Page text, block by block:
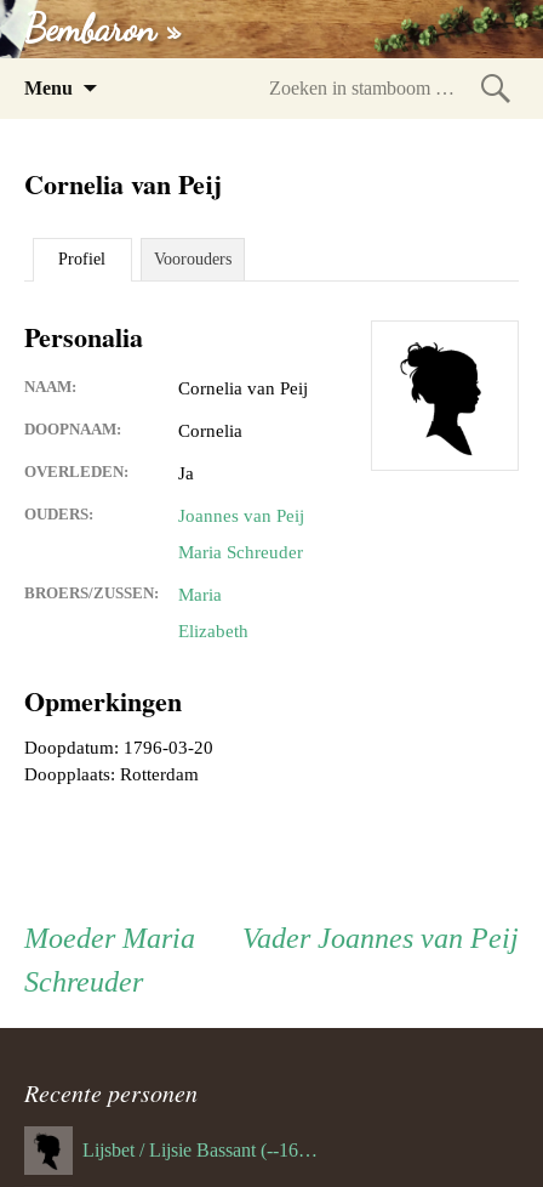
Bembaron »
Menu
Cornelia van Peij
Profiel Voorouders
Personalia
NAAM: Cornelia van Peij
DOOPNAAM: Cornelia
OVERLEDEN: Ja
OUDERS:
Joannes van Peij
Maria Schreuder
BROERS/ZUSSEN:
Maria
Elizabeth
Opmerkingen
Doopdatum: 1796-03-20
Doopplaats: Rotterdam
Persoon
ouder
navigatie
VaderVader
Joannes van Peij
MoederMoeder
Maria
Schreuder
Recente personen
Lijsbet / Lijsie Bassant (--1687)